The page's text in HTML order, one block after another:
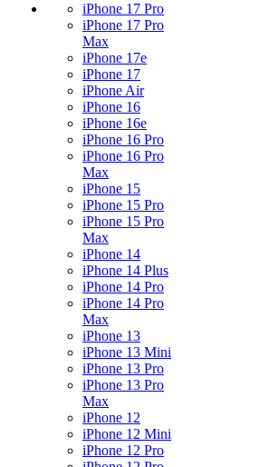
iPhone 17 Pro
iPhone 17 Pro
Max
iPhone 17e
iPhone 17
iPhone Air
iPhone 16
iPhone 16e
iPhone 16 Pro
iPhone 16 Pro
Max
iPhone 15
iPhone 15 Pro
iPhone 15 Pro
Max
iPhone 14
iPhone 14 Plus
iPhone 14 Pro
iPhone 14 Pro
Max
iPhone 13
iPhone 13 Mini
iPhone 13 Pro
iPhone 13 Pro
Max
iPhone 12
iPhone 12 Mini
iPhone 12 Pro